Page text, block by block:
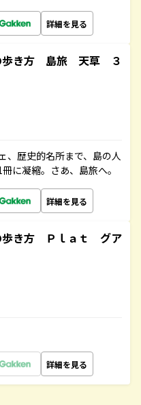
詳細を見る
歩き方 島旅 天草 ３
、歴史的名所まで、島の人
に凝縮。さあ、島旅へ。
詳細を見る
き方 Ｐｌａｔ グア
詳細を見る